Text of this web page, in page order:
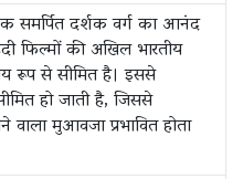
समर्पित दर्शक वर्ग का आनंद
फिल्मों की अखिल भारतीय
रूप से सीमित है। इससे
हो जाती है, जिससे
मुआवजा प्रभावित होता